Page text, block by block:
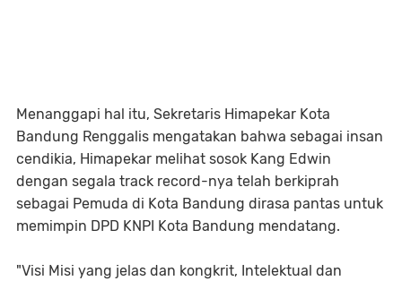
Menanggapi hal itu, Sekretaris Himapekar Kota
Bandung Renggalis mengatakan bahwa sebagai insan
cendikia, Himapekar melihat sosok Kang Edwin
dengan segala track record-nya telah berkiprah
sebagai Pemuda di Kota Bandung dirasa pantas untuk
memimpin DPD KNPI Kota Bandung mendatang.
"Visi Misi yang jelas dan kongkrit, Intelektual dan